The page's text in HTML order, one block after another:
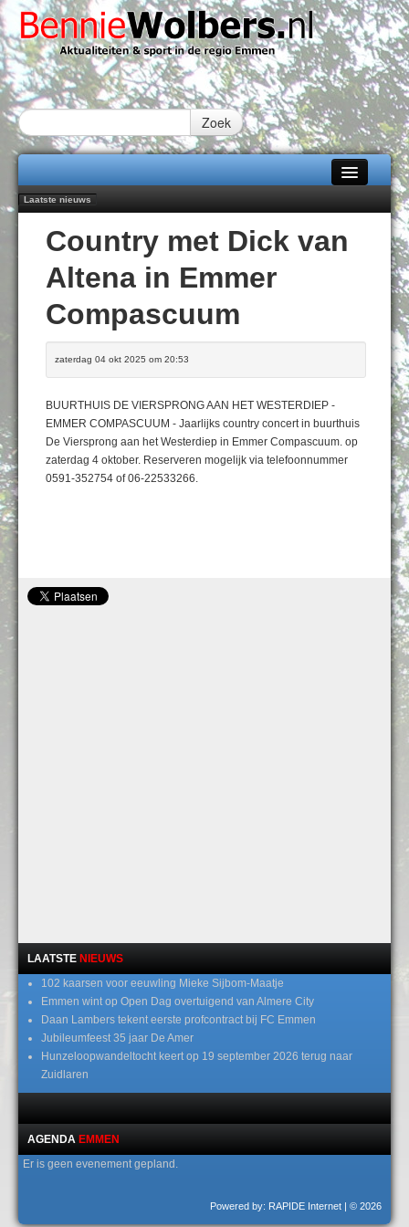
Zoek
Home
Alle categorieën
Over Bennie Wolbers
Adverteren
Laatste nieuws
Emmen wint op Open Dag overtuigend van Almere City
Daan Lambers tekent eerste profcontract bij FC Emmen
Jubileumfeest 35 jaar De Amer
Hunzeloopwandeltocht keert op 19 september 2026 terug naar Zuidlaren
Country met Dick van
Altena in Emmer
Compascuum
zaterdag 04 okt 2025 om 20:53
BUURTHUIS DE VIERSPRONG AAN HET WESTERDIEP -
EMMER COMPASCUUM - Jaarlijks country concert in buurthuis
De Viersprong aan het Westerdiep in Emmer Compascuum. op
zaterdag 4 oktober. Reserveren mogelijk via telefoonnummer
0591-352754 of 06-22533266.
LAATSTE NIEUWS
102 kaarsen voor eeuwling Mieke Sijbom-Maatje
Emmen wint op Open Dag overtuigend van Almere City
Daan Lambers tekent eerste profcontract bij FC Emmen
Jubileumfeest 35 jaar De Amer
Hunzeloopwandeltocht keert op 19 september 2026 terug naar
Zuidlaren
AGENDA EMMEN
Er is geen evenement gepland.
Powered by: RAPIDE Internet | © 2026